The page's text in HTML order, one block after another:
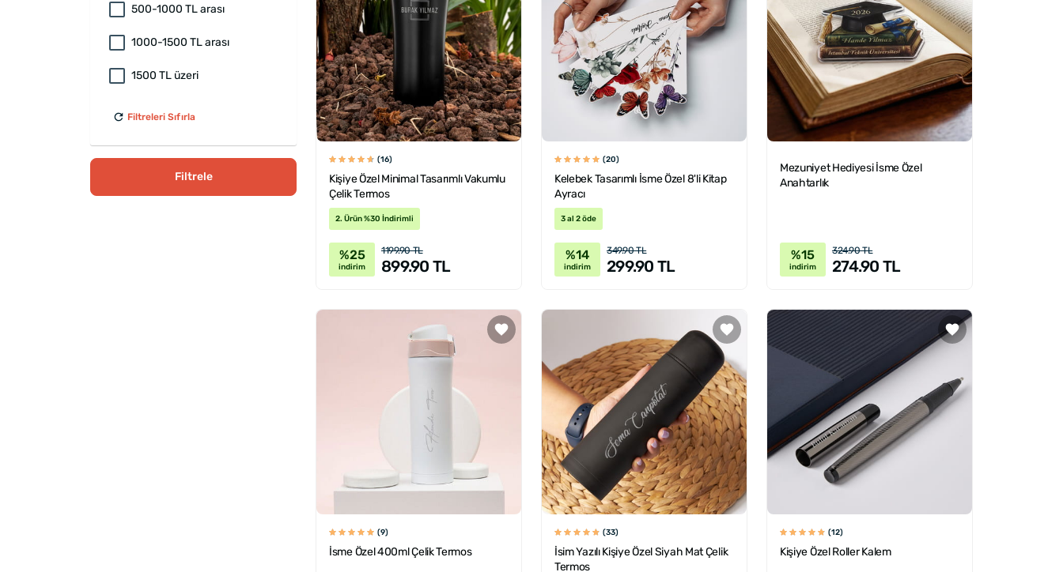
500-1000 TL arası
1000-1500 TL arası
1500 TL üzeri
Filtreleri Sıfırla
Filtrele
(16)
Kişiye Özel Minimal Tasarımlı Vakumlu
Çelik Termos
2. Ürün %30 İndirimli
%25
indirim
1199.90 TL
899.90 TL
(20)
Kelebek Tasarımlı İsme Özel 8'li Kitap
Ayracı
3 al 2 öde
%14
indirim
349.90 TL
299.90 TL
Mezuniyet Hediyesi İsme Özel
Anahtarlık
%15
indirim
324.90 TL
274.90 TL
(9)
İsme Özel 400ml Çelik Termos
(33)
İsim Yazılı Kişiye Özel Siyah Mat Çelik
Termos
(12)
Kişiye Özel Roller Kalem